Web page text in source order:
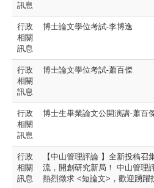
訊息
行政
相關
訊息
博士論文學位考試-李博逸
行政
相關
訊息
博士論文學位考試-蕭百傑
行政
相關
訊息
博士生畢業論文公開演講-蕭百
行政
相關
訊息
【中山管理評論 】全新投稿召
流，開創研究新局！ 中山管理
熱烈徵求 <短論文> ，歡迎踴躍